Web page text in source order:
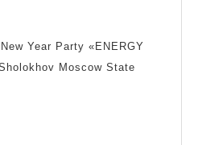
Year Party «ENERGY
Moscow State